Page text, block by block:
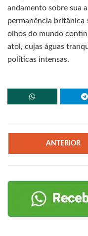
andamento sobre sua
permanência britânica
olhos do mundo
atol, cujas águas
políticas intensas.
ANTERIOR